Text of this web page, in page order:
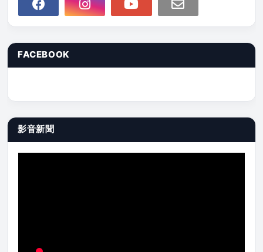
FACEBOOK
影音新聞